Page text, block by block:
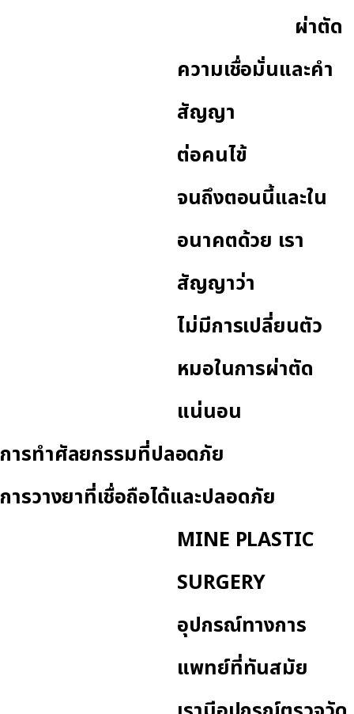
ผ่าตัด
ความเชื่อมั่นและคำ
สัญญา
ต่อคนไข้
จนถึงตอนนี้และใน
อนาคตด้วย เรา
สัญญาว่า
ไม่มีการเปลี่ยนตัว
หมอในการผ่าตัด
แน่นอน
การทำศัลยกรรมที่ปลอดภัย
การวางยาที่เชื่อถือได้และปลอดภัย
MINE PLASTIC
SURGERY
อุปกรณ์ทางการ
แพทย์ที่ทันสมัย